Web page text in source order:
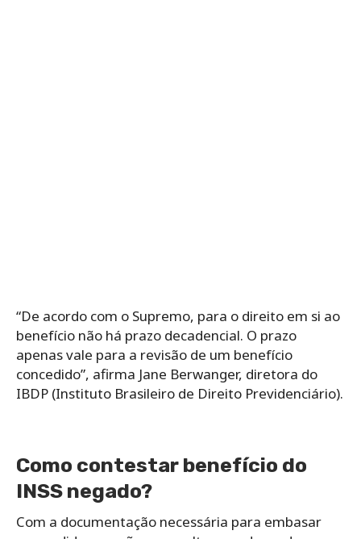
“De acordo com o Supremo, para o direito em si ao
benefício não há prazo decadencial. O prazo
apenas vale para a revisão de um benefício
concedido”, afirma Jane Berwanger, diretora do
IBDP (Instituto Brasileiro de Direito Previdenciário).
Como contestar benefício do
INSS negado?
Com a documentação necessária para embasar